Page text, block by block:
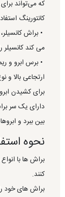
که می‌تواند
کانتورینگ
• براش
می کند
• برس ابرو و
ارتجاعی بالا
برای کشیدن
دارای یک سر
بین ببرد و
نحوه
براش ها با
کنند.
براش های خود